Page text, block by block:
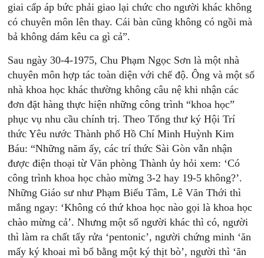
giai cấp áp bức phải giao lại chức cho người khác không
có chuyên môn lên thay. Cái bàn cũng không có ngồi mà
bả không dám kêu ca gì cả”.
Sau ngày 30-4-1975, Chu Phạm Ngọc Sơn là một nhà
chuyên môn hợp tác toàn diện với chế độ. Ông và một số
nhà khoa học khác thường không câu nệ khi nhận các
đơn đặt hàng thực hiện những công trình “khoa học”
phục vụ nhu cầu chính trị. Theo Tổng thư ký Hội Trí
thức Yêu nước Thành phố Hồ Chí Minh Huỳnh Kim
Báu: “Những năm ấy, các trí thức Sài Gòn vẫn nhận
được điện thoại từ Văn phòng Thành ủy hỏi xem: ‘Có
công trình khoa học chào mừng 3-2 hay 19-5 không?’.
Những Giáo sư như Phạm Biểu Tâm, Lê Văn Thới thì
mắng ngay: ‘Không có thứ khoa học nào gọi là khoa học
chào mừng cả’. Nhưng một số người khác thì có, người
thì làm ra chất tẩy rửa ‘pentonic’, người chứng minh ‘ăn
mấy ký khoai mì bổ bằng một ký thịt bò’, người thì ‘ăn